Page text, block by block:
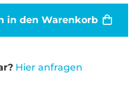
in den Warenkorb
Hier anfragen